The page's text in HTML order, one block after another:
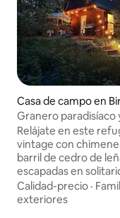
Casa de campo en
ve
Granero paradisíaco
Starlink y sauna
Relájate en este
vintage con
barril de cedro de
escapadas en
pareja y viajes de
refugio combina la
Calidad-precio ·
exteriores